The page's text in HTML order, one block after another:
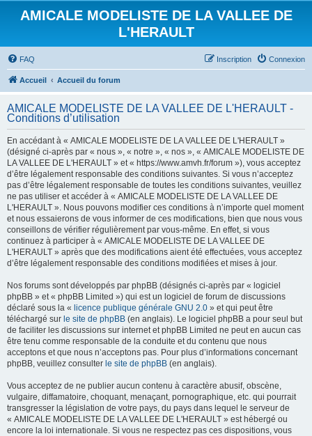
AMICALE MODELISTE DE LA VALLEE DE
L'HERAULT
FAQ Connexion
Inscription
Accueil Accueil du forum
AMICALE MODELISTE DE LA VALLEE DE L'HERAULT -
Conditions d’utilisation
En accédant à « AMICALE MODELISTE DE LA VALLEE DE L'HERAULT »
(désigné ci-après par « nous », « notre », « nos », « AMICALE MODELISTE DE
LA VALLEE DE L'HERAULT » et « https://www.amvh.fr/forum »), vous acceptez
d’être légalement responsable des conditions suivantes. Si vous n’acceptez
pas d’être légalement responsable de toutes les conditions suivantes, veuillez
ne pas utiliser et accéder à « AMICALE MODELISTE DE LA VALLEE DE
L'HERAULT ». Nous pouvons modifier ces conditions à n’importe quel moment
et nous essaierons de vous informer de ces modifications, bien que nous vous
conseillons de vérifier régulièrement par vous-même. En effet, si vous
continuez à participer à « AMICALE MODELISTE DE LA VALLEE DE
L'HERAULT » après que des modifications aient été effectuées, vous acceptez
d’être légalement responsable des conditions modifiées et mises à jour.
Nos forums sont développés par phpBB (désignés ci-après par « logiciel
phpBB » et « phpBB Limited ») qui est un logiciel de forum de discussions
déclaré sous la « licence publique générale GNU 2.0 » et qui peut être
téléchargé sur le site de phpBB (en anglais). Le logiciel phpBB a pour seul but
de faciliter les discussions sur internet et phpBB Limited ne peut en aucun cas
être tenu comme responsable de la conduite et du contenu que nous
acceptons et que nous n’acceptons pas. Pour plus d’informations concernant
phpBB, veuillez consulter le site de phpBB (en anglais).
Vous acceptez de ne publier aucun contenu à caractère abusif, obscène,
vulgaire, diffamatoire, choquant, menaçant, pornographique, etc. qui pourrait
transgresser la législation de votre pays, du pays dans lequel le serveur de
« AMICALE MODELISTE DE LA VALLEE DE L'HERAULT » est hébergé ou
encore la loi internationale. Si vous ne respectez pas ces dispositions, vous